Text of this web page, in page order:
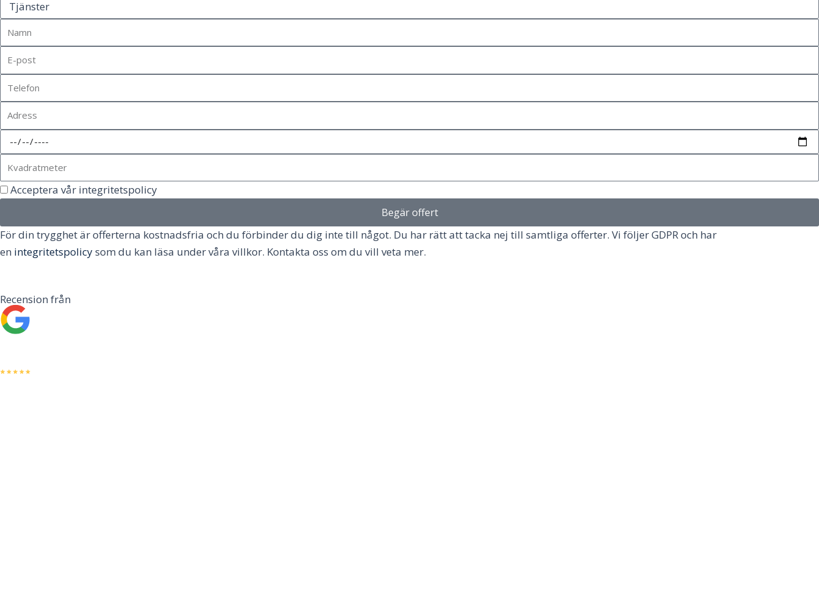
Acceptera vår integritetspolicy
Begär offert
För din trygghet är offerterna kostnadsfria och du förbinder du dig inte till något. Du har rätt att tacka nej till samtliga offerter. Vi följer GDPR och har
en integritetspolicysom du kan läsa under våra villkor. Kontakta oss om du vill veta mer.
Recension från